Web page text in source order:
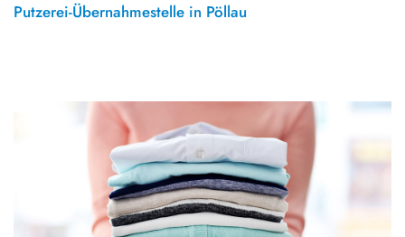
Putzerei-Übernahmestelle in Pöllau